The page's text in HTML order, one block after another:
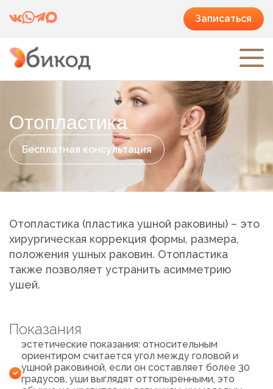
Записаться
Отопластика
Бесплатная консультация
Отопластика (пластика ушной раковины) – это
хирургическая коррекция формы, размера,
положения ушных раковин. Отопластика
также позволяет устранить асимметрию
ушей.
Показания
эстетические показания: относительным
ориентиром считается угол между головой и
ушной раковиной, если он составляет более 30
градусов, уши выглядят оттопыренными, это